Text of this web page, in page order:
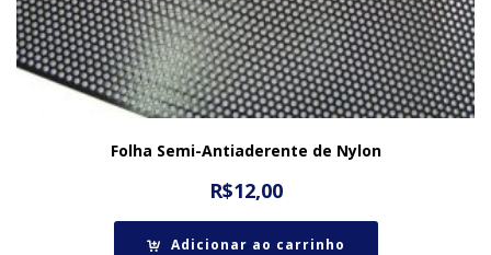
Folha Semi-Antiaderente de Nylon
R$12,00
Adicionar ao carrinho